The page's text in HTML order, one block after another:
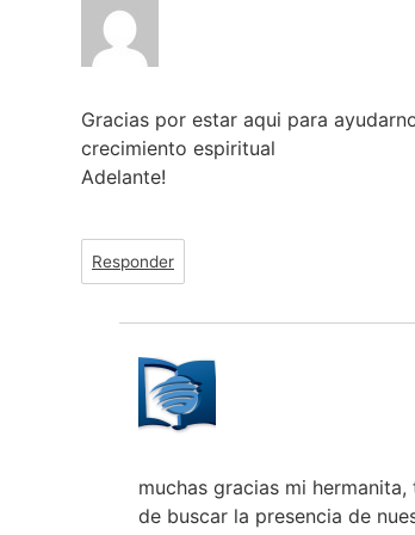
Gracias por estar aqui para
crecimiento espiritual
Adelante!
Responder
muchas gracias mi
de buscar la presencia de